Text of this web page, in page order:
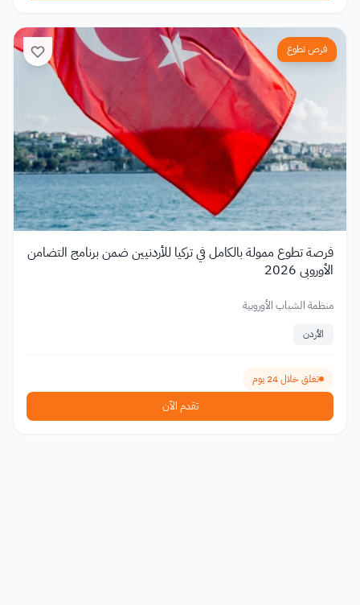
فرص تطوع
فرصة تطوع ممولة بالكامل في تركيا للأردنيين ضمن برنامج التضامن
الأوروبي 2026
منظمة الشباب الأوروبية
الأردن
تغلق خلال 24 يوم
تقدم الآن